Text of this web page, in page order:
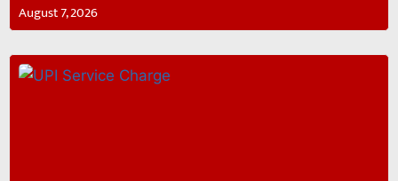
August 7, 2026